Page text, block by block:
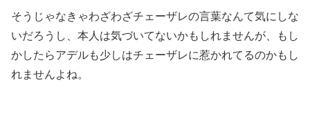
そうじゃなきゃわざわざチェーザレの言葉なんて気にしな
いだろうし、本人は気づいてないかもしれませんが、もし
かしたらアデルも少しはチェーザレに惹かれてるのかもし
れませんよね。